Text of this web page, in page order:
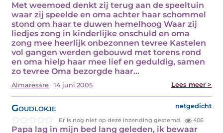
Met weemoed denkt zij terug aan de speeltuin
waar zij speelde en oma achter haar schommel
stond om haar te duwen hemelhoog Waar zij
liedjes zong in kinderlijke onschuld en oma
zong mee heerlijk onbezonnen tevree Kastelen
vol gangen werden gebouwd met torens rond
en oma hielp haar mee lief en geduldig, samen
zo tevree Oma bezorgde haar…
Almaresáre 14 juni 2005 Lees meer >
Goudlokje netgedicht
Er is nog niet op deze inzending gestemd. 406
Papa lag in mijn bed lang geleden, ik bewaar